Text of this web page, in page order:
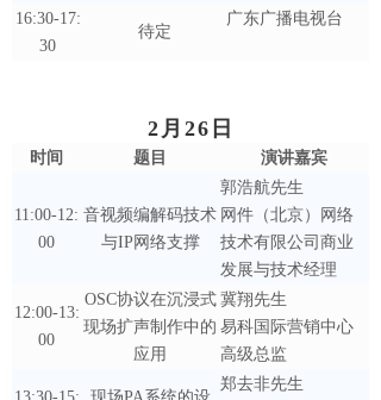
16:30-17:
30
待定
广东广播电视台
2月26日
时间 题目 演讲嘉宾
11:00-12:
00
音视频编解码技术
与IP网络支撑
郭浩航先生
网件（北京）网络
技术有限公司商业
发展与技术经理
12:00-13:
00
OSC协议在沉浸式
现场扩声制作中的
应用
冀翔先生
易科国际营销中心
高级总监
郑去非先生